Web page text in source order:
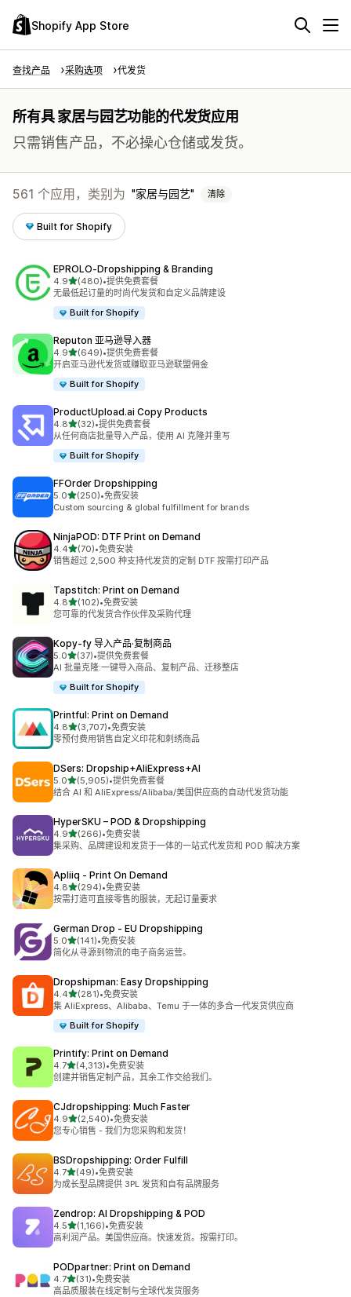
Shopify App Store
查找产品 采购选项 代发货
所有具 家居与园艺功能的代发货应用
只需销售产品，不必操心仓储或发货。
561 个应用，类别为 家居与园艺 清除
Built for Shopify
EPROLO‑Dropshipping & Branding
4.9星（满分 5 星）
(480)
总共 480 条评论
•提供免费套餐
无最低起订量的时尚代发货和自定义品牌建设
Built for Shopify
Reputon 亚马逊导入器
4.9星（满分 5 星）
(649)
总共 649 条评论
•提供免费套餐
开启亚马逊代发货或赚取亚马逊联盟佣金
Built for Shopify
ProductUpload.ai Copy Products
4.8星（满分 5 星）
(32)
总共 32 条评论
•提供免费套餐
从任何商店批量导入产品，使用 AI 克隆并重写
Built for Shopify
FFOrder Dropshipping
5.0星（满分 5 星）
(250)
总共 250 条评论
•免费安装
Custom sourcing & global fulfillment for brands
NinjaPOD: DTF Print on Demand
4.4星（满分 5 星）
(70)
总共 70 条评论
•免费安装
销售超过 2,500 种支持代发货的定制 DTF 按需打印产品
Tapstitch: Print on Demand
4.8星（满分 5 星）
(102)
总共 102 条评论
•免费安装
您可靠的代发货合作伙伴及采购代理
Kopy‑fy 导入产品·复制商品
5.0星（满分 5 星）
(37)
总共 37 条评论
•提供免费套餐
AI 批量克隆:一键导入商品、复制产品、迁移整店
Built for Shopify
Printful: Print on Demand
4.8星（满分 5 星）
(3,707)
总共 3707 条评论
•免费安装
零预付费用销售自定义印花和刺绣商品
DSers: Dropship+AliExpress+AI
5.0星（满分 5 星）
(5,905)
总共 5905 条评论
•提供免费套餐
结合 AI 和 AliExpress/Alibaba/美国供应商的自动代发货功能
HyperSKU – POD & Dropshipping
4.9星（满分 5 星）
(266)
总共 266 条评论
•免费安装
集采购、品牌建设和发货于一体的一站式代发货和 POD 解决方案
Apliiq ‑ Print On Demand
4.8星（满分 5 星）
(294)
总共 294 条评论
•免费安装
按需打造可直接零售的服装，无起订量要求
German Drop ‑ EU Dropshipping
5.0星（满分 5 星）
(141)
总共 141 条评论
•免费安装
简化从寻源到物流的电子商务运营。
Dropshipman: Easy Dropshipping
4.4星（满分 5 星）
(281)
总共 281 条评论
•免费安装
集 AliExpress、Alibaba、Temu 于一体的多合一代发货供应商
Built for Shopify
Printify: Print on Demand
4.7星（满分 5 星）
(4,313)
总共 4313 条评论
•免费安装
创建并销售定制产品，其余工作交给我们。
CJdropshipping: Much Faster
4.9星（满分 5 星）
(2,540)
总共 2540 条评论
•免费安装
您专心销售 - 我们为您采购和发货！
BSDropshipping: Order Fulfill
4.7星（满分 5 星）
(49)
总共 49 条评论
•免费安装
为成长型品牌提供 3PL 发货和自有品牌服务
Zendrop: AI Dropshipping & POD
4.5星（满分 5 星）
(1,166)
总共 1166 条评论
•免费安装
高利润产品。美国供应商。快速发货。按需打印。
PODpartner: Print on Demand
4.7星（满分 5 星）
(31)
总共 31 条评论
•免费安装
高品质服装在线定制与全球代发货服务